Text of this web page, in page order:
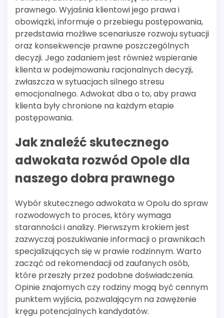
prawnego. Wyjaśnia klientowi jego prawa i
obowiązki, informuje o przebiegu postępowania,
przedstawia możliwe scenariusze rozwoju sytuacji
oraz konsekwencje prawne poszczególnych
decyzji. Jego zadaniem jest również wspieranie
klienta w podejmowaniu racjonalnych decyzji,
zwłaszcza w sytuacjach silnego stresu
emocjonalnego. Adwokat dba o to, aby prawa
klienta były chronione na każdym etapie
postępowania.
Jak znaleźć skutecznego
adwokata rozwód Opole dla
naszego dobra prawnego
Wybór skutecznego adwokata w Opolu do spraw
rozwodowych to proces, który wymaga
staranności i analizy. Pierwszym krokiem jest
zazwyczaj poszukiwanie informacji o prawnikach
specjalizujących się w prawie rodzinnym. Warto
zacząć od rekomendacji od zaufanych osób,
które przeszły przez podobne doświadczenia.
Opinie znajomych czy rodziny mogą być cennym
punktem wyjścia, pozwalającym na zawężenie
kręgu potencjalnych kandydatów.